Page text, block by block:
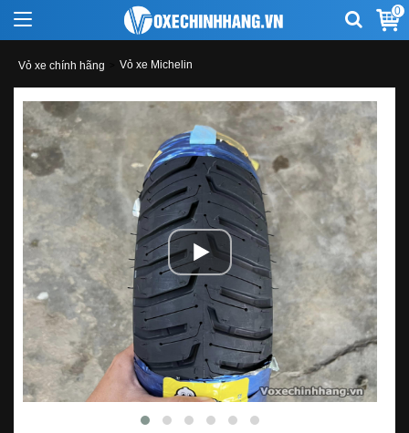
0
Vỏ xe chính hãng Vỏ xe Michelin